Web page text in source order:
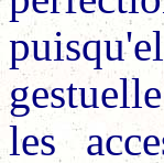
les